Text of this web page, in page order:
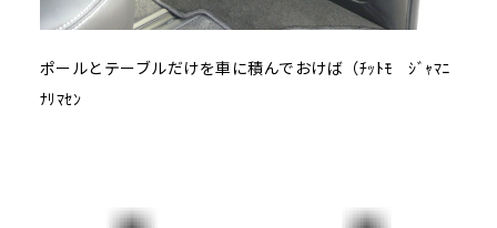
ポールとテーブルだけを車に積んでおけば（ﾁｯﾄﾓ ｼﾞｬﾏﾆ
ﾅﾘﾏｾﾝ